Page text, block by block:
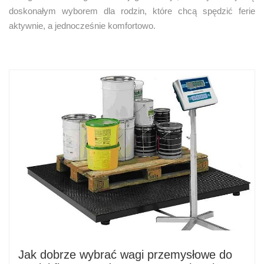
doskonałym wyborem dla rodzin, które chcą spędzić ferie
aktywnie, a jednocześnie komfortowo.
Jak dobrze wybrać wagi przemysłowe do